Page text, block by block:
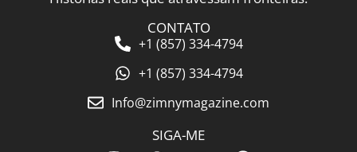
CONTATO
+1 (857) 334-4794
+1 (857) 334-4794
Info@zimnymagazine.com
SIGA-ME